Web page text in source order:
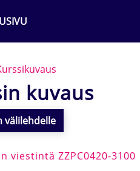
kuvaus
välilehdelle
viestintä ZZPC0420-3100